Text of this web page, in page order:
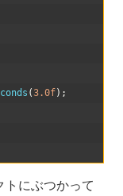
(3.0f) ;
トにぶつかって